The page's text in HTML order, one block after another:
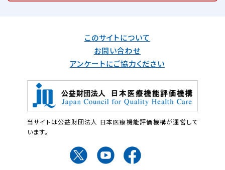
このサイトについて
お問い合わせ
アンケートにご協力ください
当サイトは公益財団法人 日本医療機能評価機構が運営して
います。